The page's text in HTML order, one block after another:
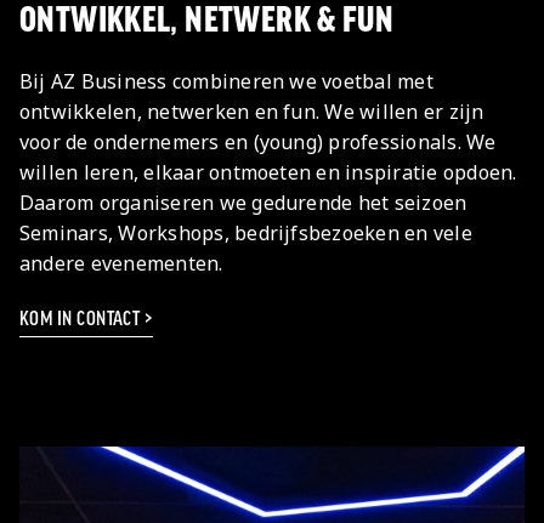
ONTWIKKEL, NETWERK & FUN
Bij AZ Business combineren we voetbal met
ontwikkelen, netwerken en fun. We willen er zijn
voor de ondernemers en (young) professionals. We
willen leren, elkaar ontmoeten en inspiratie opdoen.
Daarom organiseren we gedurende het seizoen
Seminars, Workshops, bedrijfsbezoeken en vele
andere evenementen.
KOM IN CONTACT >